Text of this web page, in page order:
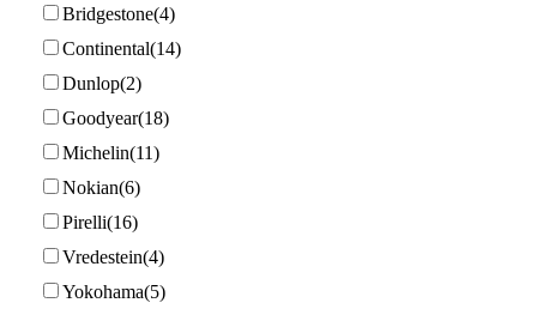
Bridgestone 4
Continental 14
Dunlop 2
Goodyear 18
Michelin 11
Nokian 6
Pirelli 16
Vredestein 4
Yokohama 5